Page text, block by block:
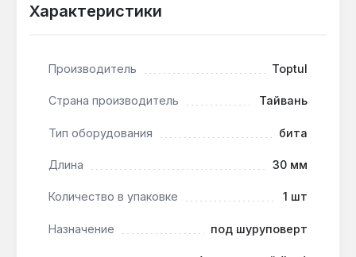
шуруповёртов с безъинерционным патроном,
мм обеспечивает надёжное сцепление с
прокручивания.
Производство Тайвань:
бита изготовлена на
и точность геометрии.
удобно для пополнения набора или замены
изношенной насадки.
Характеристики
Производитель Toptul
Страна производитель Тайвань
Тип оборудования бита
Длина 30 мм
Количество в упаковке 1 шт
Назначение под шуруповерт